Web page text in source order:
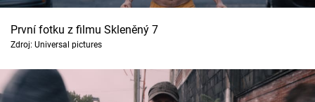
První fotku z filmu Skleněný 7
Zdroj: Universal pictures